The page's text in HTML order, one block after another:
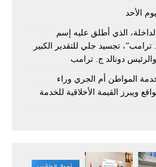
الأحد
الذي أطلق عليه إسم
تجسيد جلي للتقدير الكبير
والرئيس دونالد ج. ترامب
المواطن أم الجري وراء
ويبرز القيمة الأخلاقية للخدمة